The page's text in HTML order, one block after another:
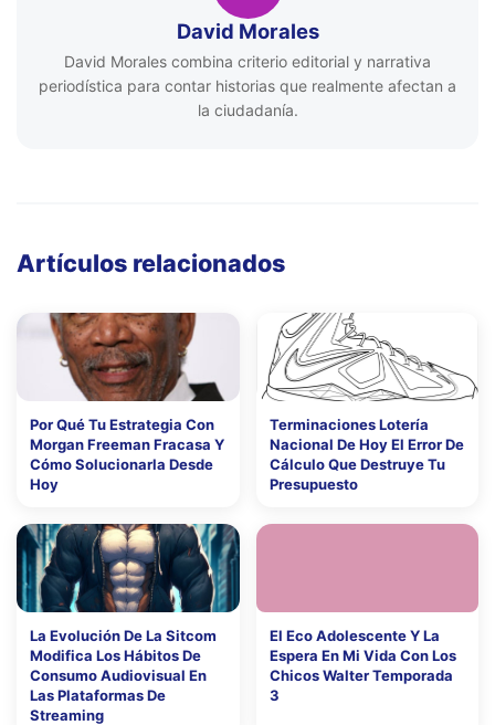
David Morales
David Morales combina criterio editorial y narrativa
periodística para contar historias que realmente afectan a
la ciudadanía.
Artículos relacionados
Por Qué Tu Estrategia Con
Morgan Freeman Fracasa Y
Cómo Solucionarla Desde
Hoy
Terminaciones Lotería
Nacional De Hoy El Error De
Cálculo Que Destruye Tu
Presupuesto
La Evolución De La Sitcom
Modifica Los Hábitos De
Consumo Audiovisual En
Las Plataformas De
Streaming
El Eco Adolescente Y La
Espera En Mi Vida Con Los
Chicos Walter Temporada
3